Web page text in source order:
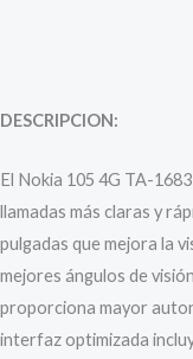
DESCRIPCION:
El Nokia 105 4G TA-
llamadas más claras y
pulgadas que mejora la
mejores ángulos de
proporciona mayor
interfaz optimizada